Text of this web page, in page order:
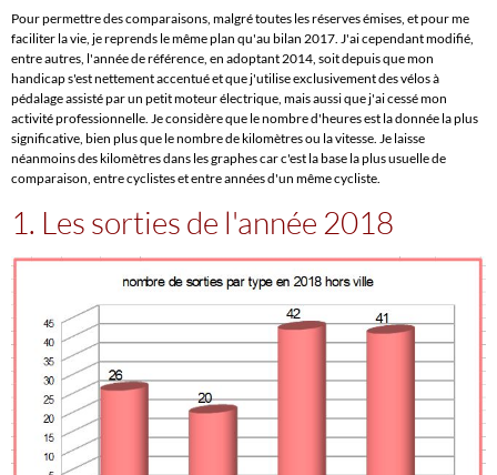
Pour permettre des comparaisons, malgré toutes les réserves émises, et pour me
faciliter la vie, je reprends le même plan qu'au bilan 2017. J'ai cependant modifié,
entre autres, l'année de référence, en adoptant 2014, soit depuis que mon
handicap s'est nettement accentué et que j'utilise exclusivement des vélos à
pédalage assisté par un petit moteur électrique, mais aussi que j'ai cessé mon
activité professionnelle. Je considère que le nombre d'heures est la donnée la plus
significative, bien plus que le nombre de kilomètres ou la vitesse. Je laisse
néanmoins des kilomètres dans les graphes car c'est la base la plus usuelle de
comparaison, entre cyclistes et entre années d'un même cycliste.
1. Les sorties de l'année 2018